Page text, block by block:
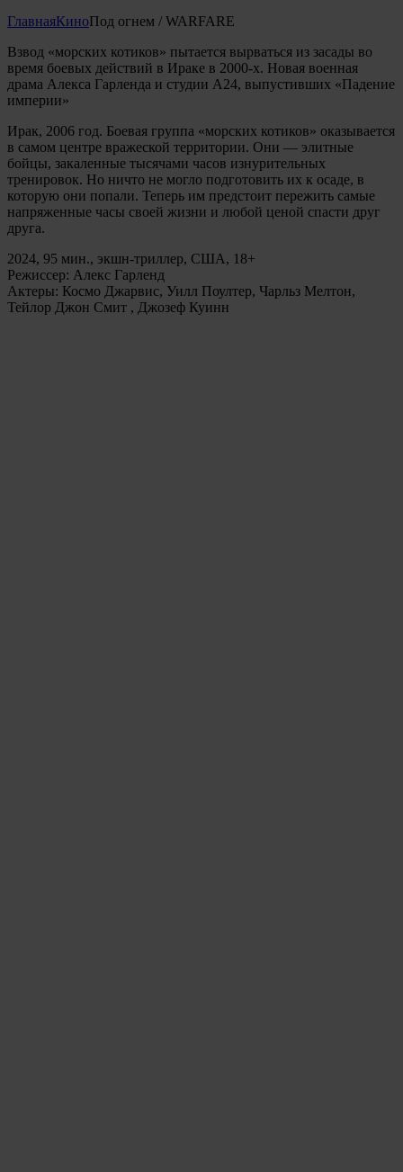
ГлавнаяКиноПод огнем / WARFARE
Взвод «морских котиков» пытается вырваться из засады во
время боевых действий в Ираке в 2000-х. Новая военная
драма Алекса Гарленда и студии А24, выпустивших «Падение
империи»
Ирак, 2006 год. Боевая группа «морских котиков» оказывается
в самом центре вражеской территории. Они — элитные
бойцы, закаленные тысячами часов изнурительных
тренировок. Но ничто не могло подготовить их к осаде, в
которую они попали. Теперь им предстоит пережить самые
напряженные часы своей жизни и любой ценой спасти друг
друга.
2024, 95 мин., экшн-триллер, США, 18+
Режиссер: Алекс Гарленд
Актеры: Космо Джарвис, Уилл Поултер, Чарльз Мелтон,
Тейлор Джон Смит , Джозеф Куинн